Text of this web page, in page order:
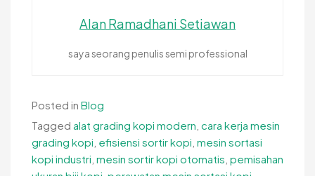
Alan Ramadhani Setiawan
saya seorang penulis semi professional
Posted in Blog
Tagged alat grading kopi modern cara kerja mesin
grading kopi efisiensi sortir kopi mesin sortasi
kopi industri mesin sortir kopi otomatis pemisahan